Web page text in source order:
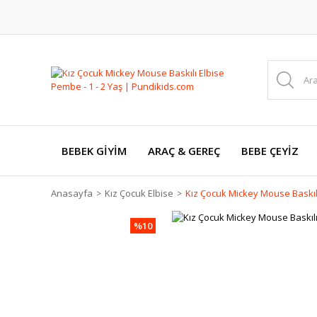
BEBEK GİYİM ARAÇ & GEREÇ BEBE ÇEYİZ
Anasayfa Kız Çocuk Elbise Kız Çocuk Mickey Mouse
%10